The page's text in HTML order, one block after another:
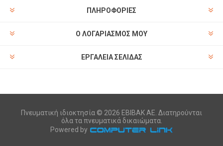
ΠΛΗΡΟΦΟΡΊΕΣ
Ο ΛΟΓΑΡΙΑΣΜΌΣ ΜΟΥ
ΕΡΓΑΛΕΊΑ ΣΕΛΊΔΑΣ
Πνευματική ιδιοκτησία © 2026 ΕΒΙΒΑΚ ΑΕ. Διατηρούνται
όλα τα πνευματικά δικαιώματα.
Powered by